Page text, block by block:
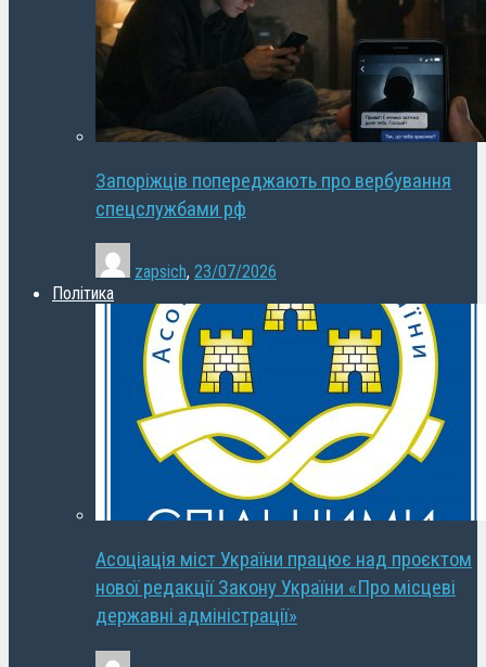
Запоріжців попереджають про вербування
спецслужбами рф
zapsich, 23/07/2026
Політика
Асоціація міст України працює над проєктом
нової редакції Закону України «Про місцеві
державні адміністрації»